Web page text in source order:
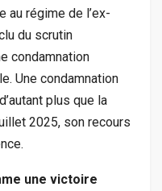
au régime de l’ex-
du scrutin
condamnation
Une condamnation
plus que la
2025, son recours
une victoire